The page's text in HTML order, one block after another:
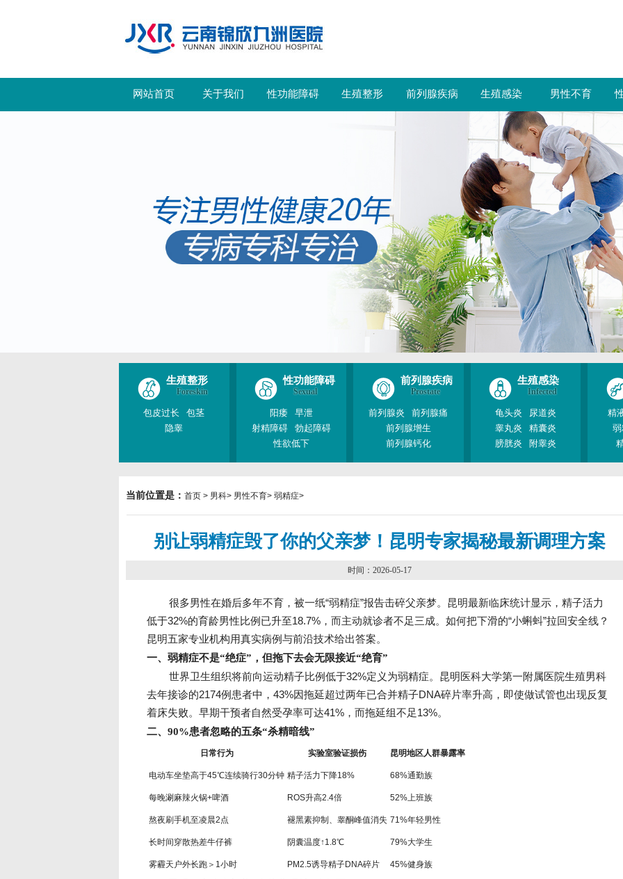
网站首页 关于我们 性功能障碍 生殖整形 前列腺疾病 生殖感染 男性不育
生殖整形
Foreskin
包皮过长
包茎
隐睾
性功能障碍
Sexual
阳痿
早泄
射精障碍
勃起障碍
性欲低下
前列腺疾病
Prostate
前列腺炎
前列腺痛
前列腺增生
前列腺钙化
生殖感染
Infected
龟头炎
尿道炎
睾丸炎
精囊炎
膀胱炎
附睾炎
精
当前位置是： 首页 > 男科> 男性不育> 弱精症>
别让弱精症毁了你的父亲梦！昆明专家揭秘最新调理方案
时间：2026-05-17
很多男性在婚后多年不育，被一纸“弱精症”报告击碎父亲梦。昆明最新临床统计显示，精子活力
低于32%的育龄男性比例已升至18.7%，而主动就诊者不足三成。如何把下滑的“小蝌蚪”拉回安全线？
昆明五家专业机构用真实病例与前沿技术给出答案。
一、弱精症不是“绝症”，但拖下去会无限接近“绝育”
世界卫生组织将前向运动精子比例低于32%定义为弱精症。昆明医科大学第一附属医院生殖男科
去年接诊的2174例患者中，43%因拖延超过两年已合并精子DNA碎片率升高，即使做试管也出现反复
着床失败。早期干预者自然受孕率可达41%，而拖延组不足13%。
二、90%患者忽略的五条“杀精暗线”
日常行为 实验室验证损伤 昆明地区人群暴露率
电动车坐垫高于45℃连续骑行30分钟 精子活力下降18% 68%通勤族
每晚涮麻辣火锅+啤酒 ROS升高2.4倍 52%上班族
熬夜刷手机至凌晨2点 褪黑素抑制、睾酮峰值消失 71%年轻男性
长时间穿散热差牛仔裤 阴囊温度↑1.8℃ 79%大学生
雾霾天户外长跑＞1小时 PM2.5诱导精子DNA碎片 45%健身族